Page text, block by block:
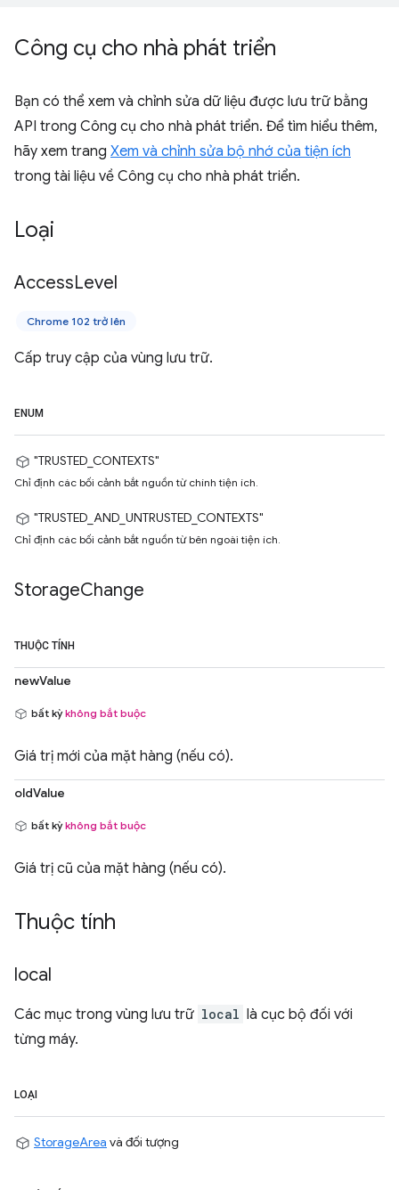
Công cụ cho nhà phát triển
Bạn có thể xem và chỉnh sửa dữ liệu được lưu trữ bằng
API trong Công cụ cho nhà phát triển. Để tìm hiểu thêm,
hãy xem trang Xem và chỉnh sửa bộ nhớ của tiện ích
trong tài liệu về Công cụ cho nhà phát triển.
Loại
AccessLevel
Chrome 102 trở lên
Cấp truy cập của vùng lưu trữ.
ENUM
"TRUSTED_CONTEXTS"
Chỉ định các bối cảnh bắt nguồn từ chính tiện ích.
"TRUSTED_AND_UNTRUSTED_CONTEXTS"
Chỉ định các bối cảnh bắt nguồn từ bên ngoài tiện ích.
StorageChange
THUỘC TÍNH
newValue
bất kỳkhông bắt buộc
Giá trị mới của mặt hàng (nếu có).
oldValue
bất kỳkhông bắt buộc
Giá trị cũ của mặt hàng (nếu có).
Thuộc tính
local
Các mục trong vùng lưu trữ local là cục bộ đối với
từng máy.
LOẠI
StorageArea và đối tượng